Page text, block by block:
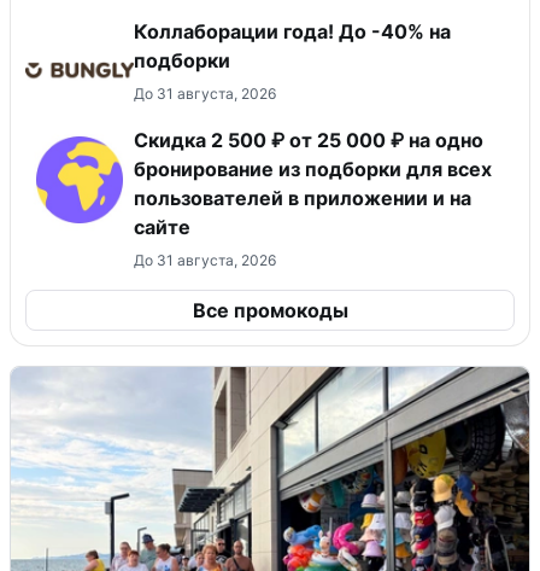
Коллаборации года! До -40% на
подборки
До 31 августа, 2026
Скидка 2 500 ₽ от 25 000 ₽ на одно
бронирование из подборки для всех
пользователей в приложении и на
сайте
До 31 августа, 2026
Все промокоды